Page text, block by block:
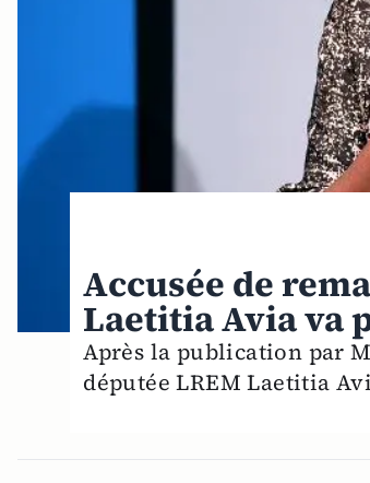
Accusée de
Laetitia Avia va
Après la publication par
députée LREM Laetitia